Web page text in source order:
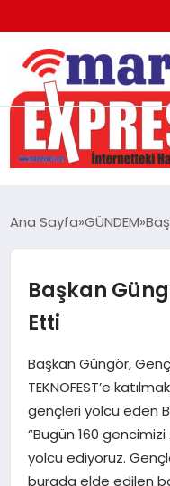
K.MARAŞ
AFŞİN
BİZE ULAŞIN
GÖKSUN
Ana Sayfa GÜNDEM
Başkan
Etti
Başkan Güngör,
TEKNOFEST’e
gençleri yolcu eden
“Bugün 160 gencimizi
yolcu ediyoruz.
burada elde edilen